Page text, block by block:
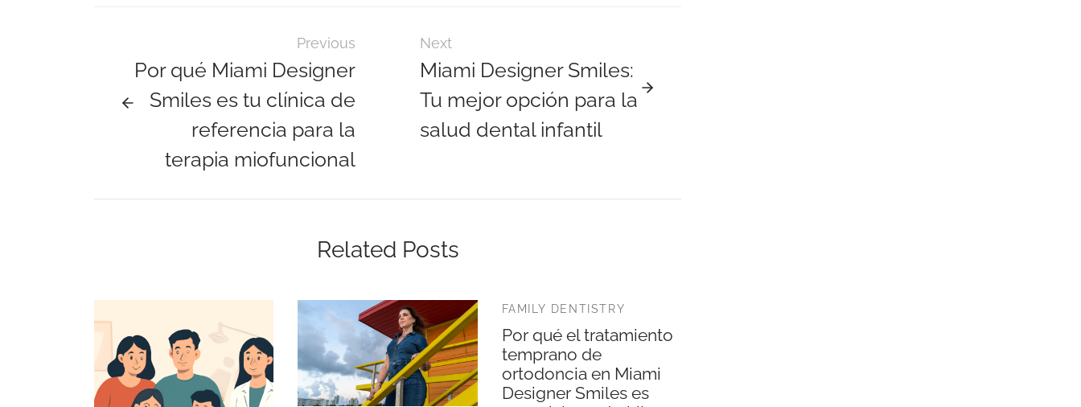
Previous
Por qué Miami Designer
Smiles es tu clínica de
referencia para la
terapia miofuncional
Next
Miami Designer Smiles:
Tu mejor opción para la
salud dental infantil
Related Posts
FAMILY DENTISTRY
Por qué el tratamiento
temprano de
ortodoncia en Miami
Designer Smiles es